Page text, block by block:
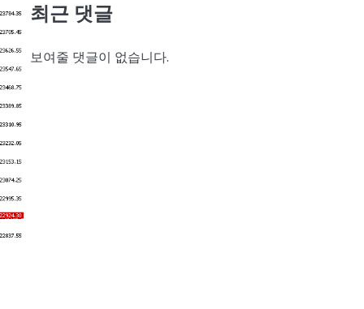
최근 댓글
보여줄 댓글이 없습니다.